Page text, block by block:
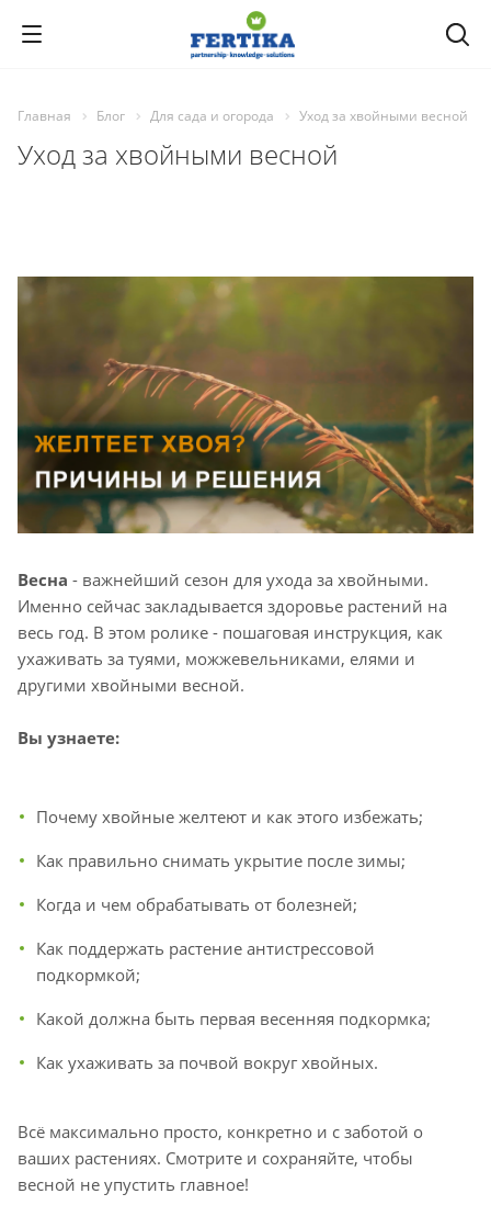
Главная Блог Для сада и огорода Уход за хвойными весной
Уход за хвойными весной
Весна - важнейший сезон для ухода за хвойными.
Именно сейчас закладывается здоровье растений на
весь год. В этом ролике - пошаговая инструкция, как
ухаживать за туями, можжевельниками, елями и
другими хвойными весной.
Вы узнаете:
Почему хвойные желтеют и как этого избежать;
Как правильно снимать укрытие после зимы;
Когда и чем обрабатывать от болезней;
Как поддержать растение антистрессовой
подкормкой;
Какой должна быть первая весенняя подкормка;
Как ухаживать за почвой вокруг хвойных.
Всё максимально просто, конкретно и с заботой о
ваших растениях. Смотрите и сохраняйте, чтобы
весной не упустить главное!